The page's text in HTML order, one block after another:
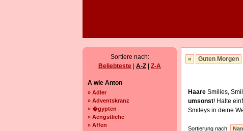
Sortiere nach:
Beliebteste
A-Z Z-A
A wie Anton
» Adler
» Adventskranz
» �gypten
» Aengstliche
» Affen
« Guten Morgen
Haare Smilies,
umsonst! Halte
Smileys in deine
Sortierung nach: